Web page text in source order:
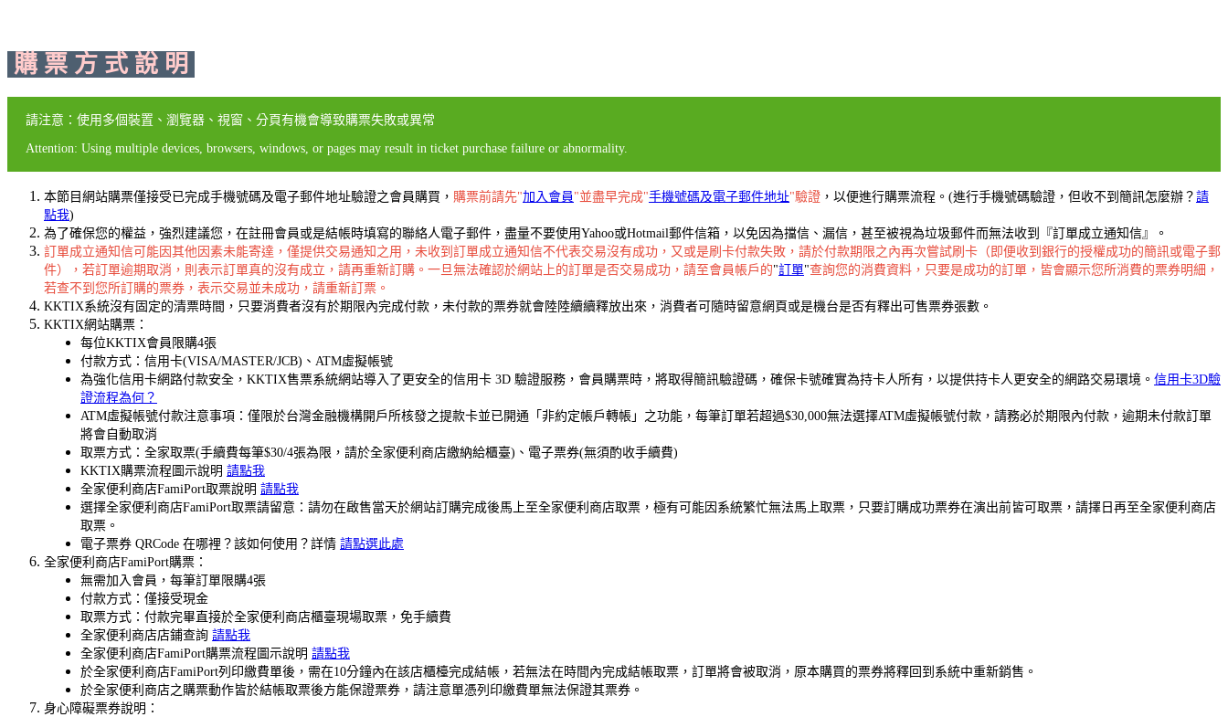
購 票 方 式 說 明
請注意：使用多個裝置、瀏覽器、視窗、分頁有機會導致購票失敗或異常
Attention: Using multiple devices, browsers, windows, or pages may result in ticket purchase failure or abnormality.
本節目網站購票僅接受已完成手機號碼及電子郵件地址驗證之會員購買， 購票前請先"加入會員 "並盡早完成"手機號碼及電子郵件地址"驗證 ，以便進行購票流程。(進行手機號碼驗證，但收不到簡訊怎麼辦？ 請
點我)
為了確保您的權益，強烈建議您，在註冊會員或是結帳時填寫的聯絡人電子郵件，盡量不要使用Yahoo或Hotmail郵件信箱，以免因為擋信、漏信，甚至被視為垃圾郵件而無法收到『訂單成立通知信』。
訂單成立通知信可能因其他因素未能寄達，僅提供交易通知之用，未收到訂單成立通知信不代表交易沒有成功，又或是刷卡付款失敗，請於付款期限之內再次嘗試刷卡（即便收到銀行的授權成功的簡訊或電子郵
件），若訂單逾期取消，則表示訂單真的沒有成立，請再重新訂購。一旦無法確認於網站上的訂單是否交易成功，請至會員帳戶的"訂單"查詢您的消費資料，只要是成功的訂單，皆會顯示您所消費的票券明細，
若查不到您所訂購的票券，表示交易並未成功，請重新訂票。
KKTIX系統沒有固定的清票時間，只要消費者沒有於期限內完成付款，未付款的票券就會陸陸續續釋放出來，消費者可隨時留意網頁或是機台是否有釋出可售票券張數。
KKTIX網站購票：
每位KKTIX會員限購4張
付款方式：信用卡(VISA/MASTER/JCB)、ATM虛擬帳號
為強化信用卡網路付款安全，KKTIX售票系統網站導入了更安全的信用卡 3D 驗證服務，會員購票時，將取得簡訊驗證碼，確保卡號確實為持卡人所有，以提供持卡人更安全的網路交易環境。 信用卡3D驗
證流程為何？
ATM虛擬帳號付款注意事項：僅限於台灣金融機構開戶所核發之提款卡並已開通「非約定帳戶轉帳」之功能，每筆訂單若超過$30,000無法選擇ATM虛擬帳號付款，請務必於期限內付款，逾期未付款訂單
將會自動取消
取票方式：全家取票(手續費每筆$30/4張為限，請於全家便利商店繳納給櫃臺)、電子票券(無須酌收手續費)
KKTIX購票流程圖示說明 請點我
全家便利商店FamiPort取票說明 請點我
選擇全家便利商店FamiPort取票請留意：請勿在啟售當天於網站訂購完成後馬上至全家便利商店取票，極有可能因系統繁忙無法馬上取票，只要訂購成功票券在演出前皆可取票，請擇日再至全家便利商店
取票。
電子票券 QRCode 在哪裡？該如何使用？詳情 請點選此處
全家便利商店FamiPort購票：
無需加入會員，每筆訂單限購4張
付款方式：僅接受現金
取票方式：付款完畢直接於全家便利商店櫃臺現場取票，免手續費
全家便利商店店鋪查詢 請點我
全家便利商店FamiPort購票流程圖示說明 請點我
於全家便利商店FamiPort列印繳費單後，需在10分鐘內在該店櫃檯完成結帳，若無法在時間內完成結帳取票，訂單將會被取消，原本購買的票券將釋回到系統中重新銷售。
於全家便利商店之購票動作皆於結帳取票後方能保證票券，請注意單憑列印繳費單無法保證其票券。
身心障礙票券說明：